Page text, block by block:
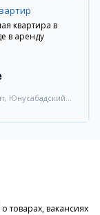
квартира в
в аренду
Юнусабадский
товарах, вакансиях